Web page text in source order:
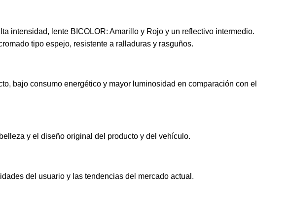
intensidad, lente BICOLOR: Amarillo y Rojo y un reflectivo intermedio.
tipo espejo, resistente a ralladuras y rasguños.
bajo consumo energético y mayor luminosidad en comparación con el
y el diseño original del producto y del vehículo.
del usuario y las tendencias del mercado actual.